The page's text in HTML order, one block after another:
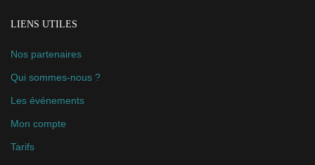
LIENS UTILES
Nos partenaires
Qui sommes-nous ?
Les événements
Mon compte
Tarifs